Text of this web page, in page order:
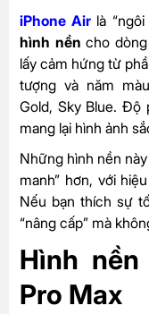
iPhone Air là
hình nền cho
lấy cảm hứng từ
tượng và năm
Gold, Sky Blue. Độ
mang lại hình ảnh
Những hình nền
manh” hơn, với
Nếu bạn thích sự
“nâng cấp” mà
Hình
Pro Max